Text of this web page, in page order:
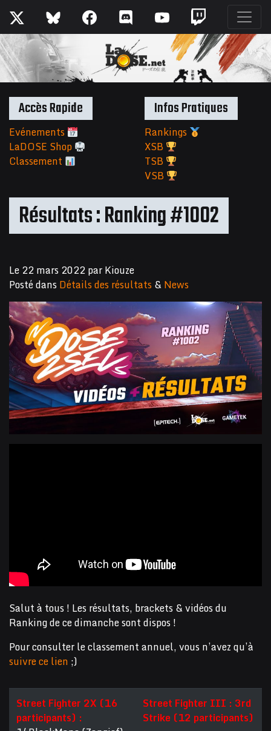
Résultats : Ranking #1002
Le22 mars 2022parKiouze
Posté dansDétails des résultats& News
Salut à tous ! Les résultats, brackets & vidéos du
Ranking de ce dimanche sont dispos !
Pour consulter le classement annuel, vous n’avez qu’à
suivre ce lien ;)
Street Fighter 2X (16
participants) :
Street Fighter III : 3rd
Strike (12 participants)
Accès Rapide
Evénements
LaDOSE Shop
Classement
Infos Pratiques
Rankings
XSB
TSB
VSB